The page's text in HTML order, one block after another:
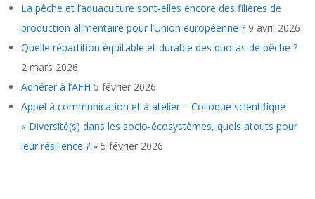
La pêche et l’aquaculture sont-elles encore des filières de
production alimentaire pour l’Union européenne ? 9 avril 2026
Quelle répartition équitable et durable des quotas de pêche ?
2 mars 2026
Adhérer à l’AFH 5 février 2026
Appel à communication et à atelier – Colloque scientifique
« Diversité(s) dans les socio-écosystèmes, quels atouts pour
leur résilience ? » 5 février 2026